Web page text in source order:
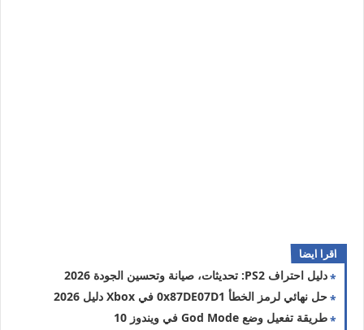
اقرا ايضا
دليل احتراف PS2: تحديثات، صيانة وتحسين الجودة 2026
حل نهائي لرمز الخطأ 0x87DE07D1 في Xbox دليل 2026
طريقة تفعيل وضع God Mode في ويندوز 10